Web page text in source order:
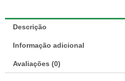
Descrição
Informação adicional
Avaliações (0)